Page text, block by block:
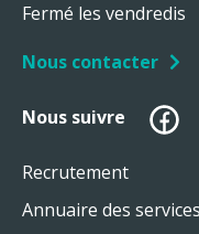
Fermé les vendredis
Nous contacter
Nous suivre
Recrutement
Annuaire des services